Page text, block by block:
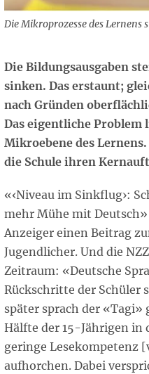
Die Mikroprozesse des Lernens
Die Bildungsausgaben
sinken. Das erstaunt;
nach Gründen
Das eigentliche
Mikroebene des
die Schule ihren
«‹Niveau im Sinkflug›:
mehr Mühe mit
Anzeiger einen Beitrag
Jugendlicher. Und die
Zeitraum: «Deutsche
Rückschritte der Schüler
später sprach der «Tagi»
Hälfte der 15-Jährigen in
geringe Lesekompetenz
aufhorchen. Dabei